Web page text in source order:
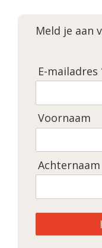
Meld je aan
E-mailadres
Voornaam
Achternaam